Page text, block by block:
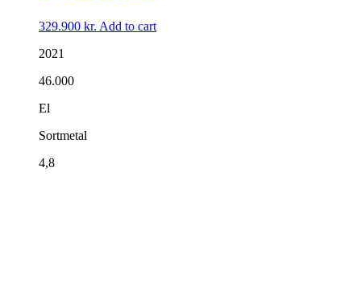
329.900 kr. Add to cart
2021
46.000
El
Sortmetal
4,8